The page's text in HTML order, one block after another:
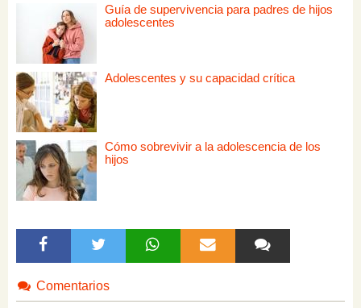
Guía de supervivencia para padres de hijos
adolescentes
Adolescentes y su capacidad crítica
Cómo sobrevivir a la adolescencia de los
hijos
Comentarios